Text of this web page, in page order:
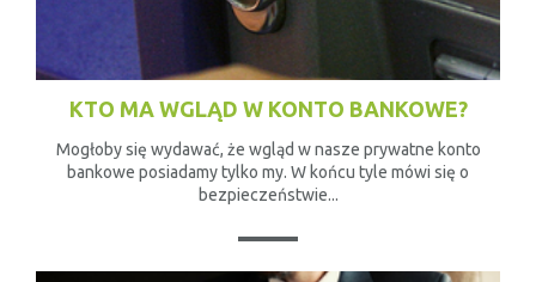
KTO MA WGLĄD W KONTO BANKOWE?
Mogłoby się wydawać, że wgląd w nasze prywatne konto
bankowe posiadamy tylko my. W końcu tyle mówi się o
bezpieczeństwie...